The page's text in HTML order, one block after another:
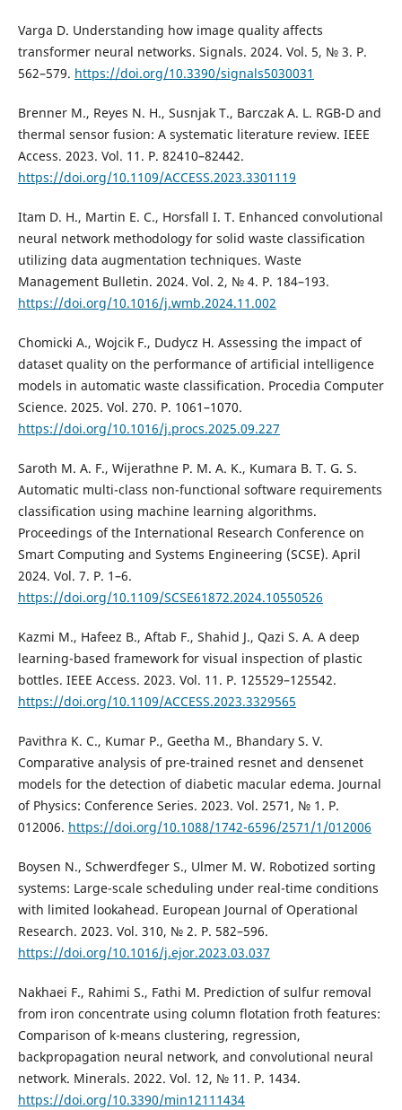
Varga D. Understanding how image quality affects
transformer neural networks. Signals. 2024. Vol. 5, № 3. P.
562–579. https://doi.org/10.3390/signals5030031
Brenner M., Reyes N. H., Susnjak T., Barczak A. L. RGB-D and
thermal sensor fusion: A systematic literature review. IEEE
Access. 2023. Vol. 11. P. 82410–82442.
https://doi.org/10.1109/ACCESS.2023.3301119
Itam D. H., Martin E. C., Horsfall I. T. Enhanced convolutional
neural network methodology for solid waste classification
utilizing data augmentation techniques. Waste
Management Bulletin. 2024. Vol. 2, № 4. P. 184–193.
https://doi.org/10.1016/j.wmb.2024.11.002
Chomicki A., Wоjcik F., Dudycz H. Assessing the impact of
dataset quality on the performance of artificial intelligence
models in automatic waste classification. Procedia Computer
Science. 2025. Vol. 270. P. 1061–1070.
https://doi.org/10.1016/j.procs.2025.09.227
Saroth M. A. F., Wijerathne P. M. A. K., Kumara B. T. G. S.
Automatic multi-class non-functional software requirements
classification using machine learning algorithms.
Proceedings of the International Research Conference on
Smart Computing and Systems Engineering (SCSE). April
2024. Vol. 7. P. 1–6.
https://doi.org/10.1109/SCSE61872.2024.10550526
Kazmi M., Hafeez B., Aftab F., Shahid J., Qazi S. A. A deep
learning-based framework for visual inspection of plastic
bottles. IEEE Access. 2023. Vol. 11. P. 125529–125542.
https://doi.org/10.1109/ACCESS.2023.3329565
Pavithra K. C., Kumar P., Geetha M., Bhandary S. V.
Comparative analysis of pre-trained resnet and densenet
models for the detection of diabetic macular edema. Journal
of Physics: Conference Series. 2023. Vol. 2571, № 1. P.
012006. https://doi.org/10.1088/1742-6596/2571/1/012006
Boysen N., Schwerdfeger S., Ulmer M. W. Robotized sorting
systems: Large-scale scheduling under real-time conditions
with limited lookahead. European Journal of Operational
Research. 2023. Vol. 310, № 2. P. 582–596.
https://doi.org/10.1016/j.ejor.2023.03.037
Nakhaei F., Rahimi S., Fathi M. Prediction of sulfur removal
from iron concentrate using column flotation froth features:
Comparison of k-means clustering, regression,
backpropagation neural network, and convolutional neural
network. Minerals. 2022. Vol. 12, № 11. P. 1434.
https://doi.org/10.3390/min12111434